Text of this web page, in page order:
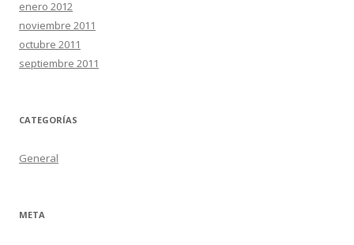
enero 2012
noviembre 2011
octubre 2011
septiembre 2011
CATEGORÍAS
General
META